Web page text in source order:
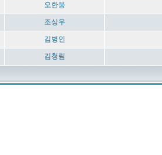
오한웅
조상우
김병인
김청림